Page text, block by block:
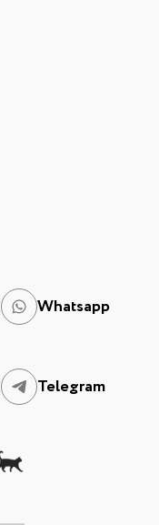
Whatsapp
Telegram